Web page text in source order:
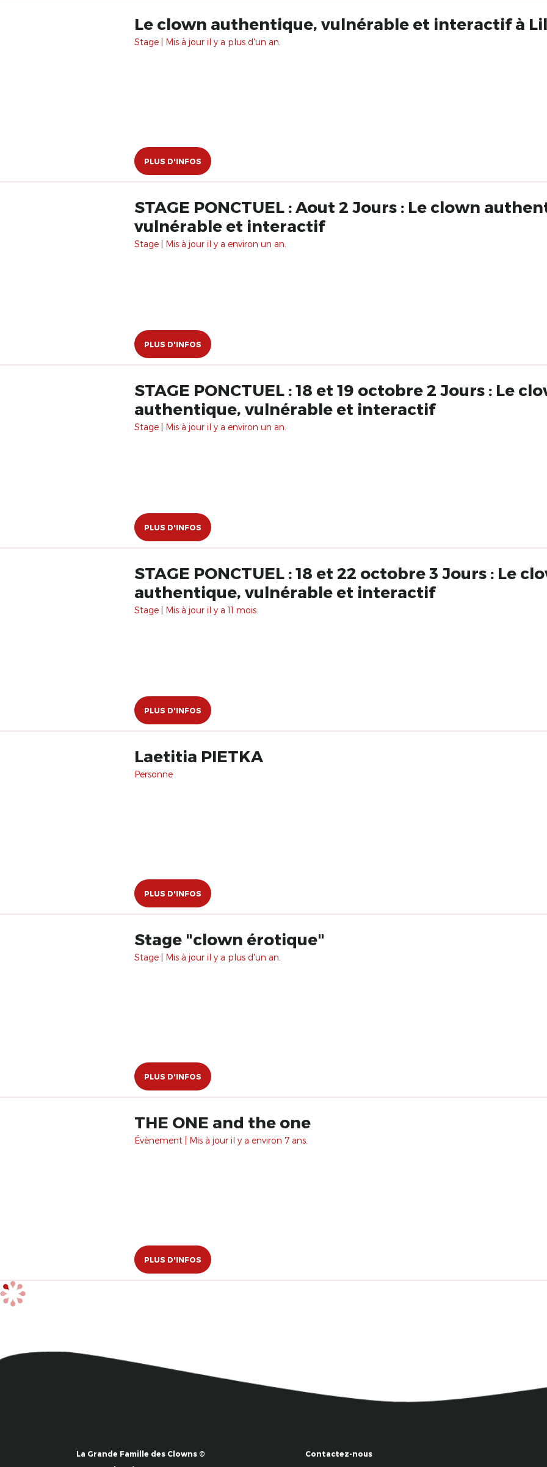
Le clown authentique, vulnérable et interactif à
Stage | Mis à jour il y a plus d'un an.
PLUS D'INFOS
STAGE PONCTUEL : Aout 2 Jours : Le clown authentique,
vulnérable et interactif
Stage | Mis à jour il y a environ un an.
PLUS D'INFOS
STAGE PONCTUEL : 18 et 19 octobre 2 Jours : Le
authentique, vulnérable et interactif
Stage | Mis à jour il y a environ un an.
PLUS D'INFOS
STAGE PONCTUEL : 18 et 22 octobre 3 Jours : Le
authentique, vulnérable et interactif
Stage | Mis à jour il y a 11 mois.
PLUS D'INFOS
Laetitia PIETKA
Personne
PLUS D'INFOS
Stage "clown érotique"
Stage | Mis à jour il y a plus d'un an.
PLUS D'INFOS
THE ONE and the one
Évènement | Mis à jour il y a environ 7 ans.
PLUS D'INFOS
La Grande Famille des Clowns ©
Contactez-nous